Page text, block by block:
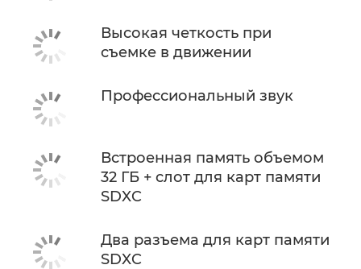
Высокая четкость при
съемке в движении
Профессиональный звук
Встроенная память объемом
32 ГБ + слот для карт памяти
SDXC
Два разъема для карт памяти
SDXC